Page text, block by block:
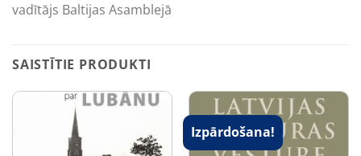
vadītājs Baltijas Asamblejā
SAISTĪTIE PRODUKTI
Izpārdošana!